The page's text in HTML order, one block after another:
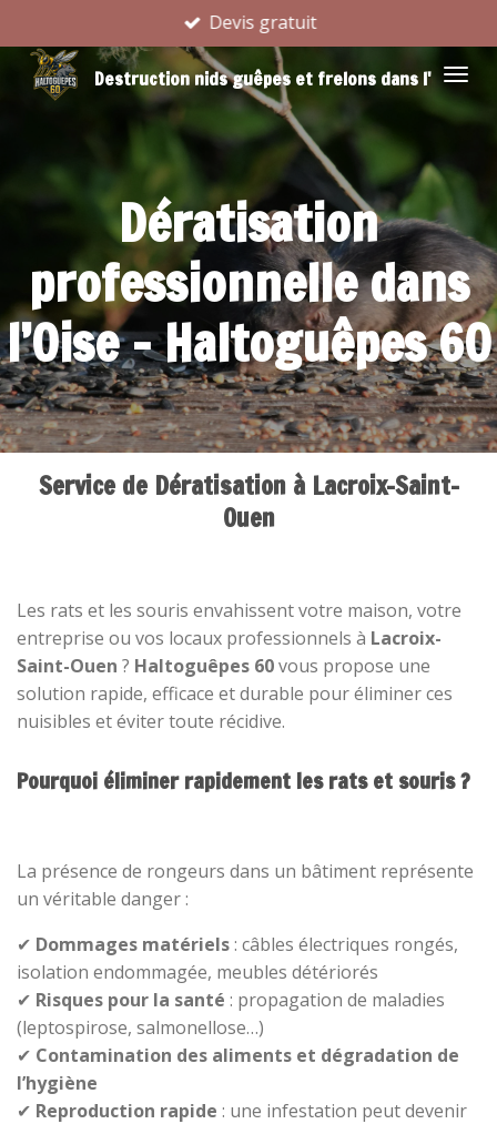
au
contenu
principal
Destruction nids guêpes et frelons dans l'Oise
Devis gratuit
Dératisation
professionnelle dans
l’Oise – Haltoguêpes 60
Service de Dératisation à Lacroix-Saint-
Ouen
Les rats et les souris envahissent votre maison, votre
entreprise ou vos locaux professionnels à Lacroix-
Saint-Ouen ? Haltoguêpes 60vous propose une
solution rapide, efficace et durable pour éliminer ces
nuisibles et éviter toute récidive.
Pourquoi éliminer rapidement les rats et souris ?
La présence de rongeurs dans un bâtiment représente
un véritable danger :
✔ Dommages matériels: câbles électriques rongés,
isolation endommagée, meubles détériorés
✔ Risques pour la santé : propagation de maladies
(leptospirose, salmonellose…)
✔ Contamination des aliments et dégradation de
l’hygiène
✔ Reproduction rapide : une infestation peut devenir